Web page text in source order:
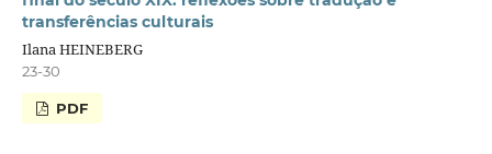
transferências culturais
Ilana HEINEBERG
23-30
PDF